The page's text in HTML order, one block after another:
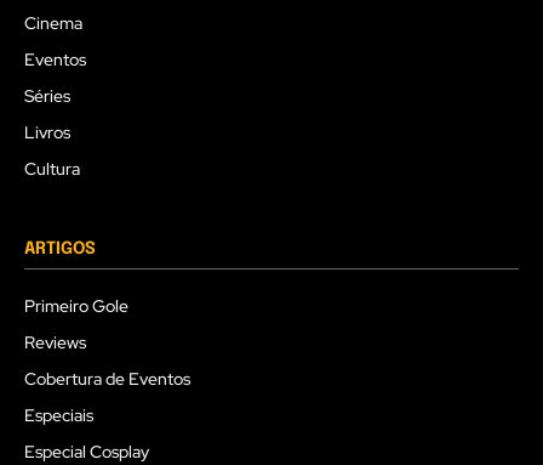
Cinema
Eventos
Séries
Livros
Cultura
ARTIGOS
Primeiro Gole
Reviews
Cobertura de Eventos
Especiais
Especial Cosplay